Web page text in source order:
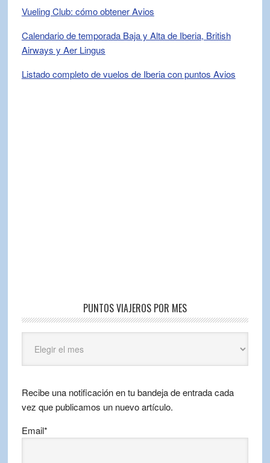
Vueling Club: cómo obtener Avios
Calendario de temporada Baja y Alta de Iberia, British
Airways y Aer Lingus
Listado completo de vuelos de Iberia con puntos Avios
PUNTOS VIAJEROS POR MES
Viajeros
por
Recibe una notificación en tu bandeja de entrada cada
vez que publicamos un nuevo artículo.
Email*